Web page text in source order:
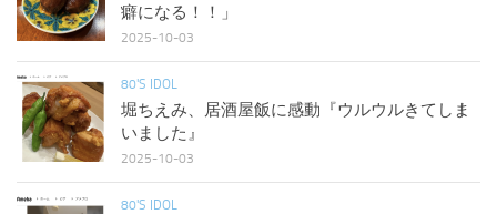
癖になる！！」
2025-10-03
80'S IDOL
堀ちえみ、居酒屋飯に感動『ウルウルきてしま
いました』
2025-10-03
80'S IDOL